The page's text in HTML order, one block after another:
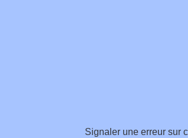
Signaler une erreur sur